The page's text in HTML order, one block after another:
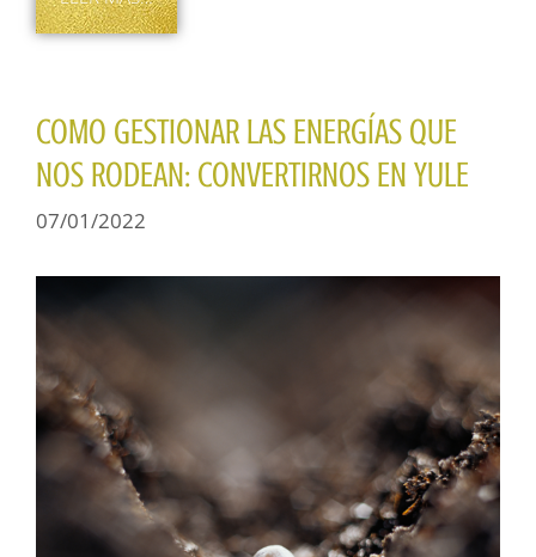
COMO GESTIONAR LAS ENERGÍAS QUE
NOS RODEAN: CONVERTIRNOS EN YULE
07/01/2022